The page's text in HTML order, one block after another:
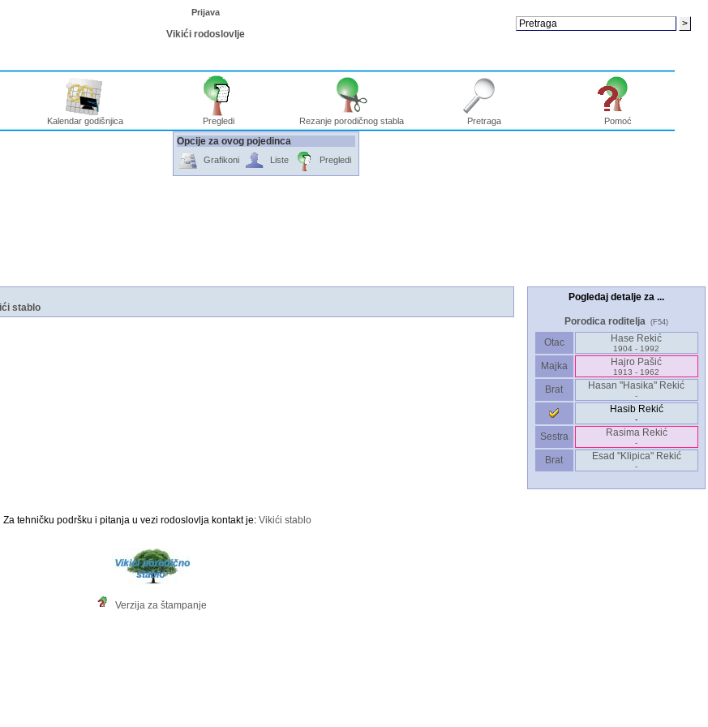
Prijava
Vikići rodoslovlje
Kalendar godišnjica Pregledi Rezanje porodičnog stabla Pretraga Pomoć
Opcije za ovog pojedinca
Grafikoni Liste Pregledi
stablo
Pogledaj detalje za ...
Porodica roditelja (F54)
Otac Hase Rekić
1904 - 1992
Majka Hajro Pašić
1913 - 1962
Brat Hasan "Hasika" Rekić
-
Hasib Rekić
-
Sestra Rasima Rekić
-
Brat Esad "Klipica" Rekić
-
Za tehničku podršku i pitanja u vezi rodoslovlja kontakt je:Vikići stablo
Verzija za štampanje